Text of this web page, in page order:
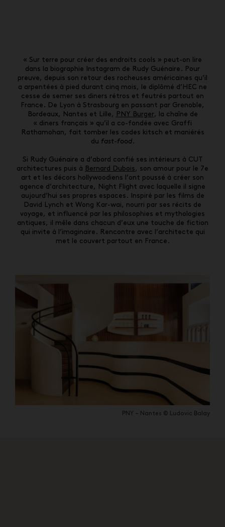
« Sur terre pour créer des endroits cools » peut-on lire
dans la biographie Instagram de Rudy Guénaire. Pour
preuve, depuis son retour des rocheuses américaines qu’il
a arpentées à pied durant cinq mois, le diplômé d’HEC ne
cesse de semer ses diners rétros et feutrés partout en
France. De Lyon à Strasbourg en passant par Grenoble,
Bordeaux, Nantes et Lille,
PNY Burger , la chaîne de
« diners français » qu’il a co-fondée avec Graffi
Rathamohan, fait tomber les codes kitsch et maniérés
du fast-food.
Si Rudy Guénaire a d’abord confié ses intérieurs à CUT
architectures puis à
Bernard Dubois , son amour pour le 7e
art et les décors hollywoodiens l’ont poussé à créer son
agence d’architecture, Night Flight avec laquelle il signe
aujourd’hui ses propres espaces. Inspiré par les films de
David Lynch et Wong Kar-wai, nourri par ses récits de
voyage, et influencé par les philosophies et mythologies
antiques, il mêle dans chacun d’eux une touche de fiction
qui invite à l’imaginaire. Rencontre avec l’architecte qui
met le couvert partout en France.
PNY – Nantes © Ludovic Balay